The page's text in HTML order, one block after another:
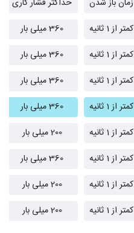
زمان باز شدن
حداکثر فشار کاری
کمتر از 1 ثانیه
360 میلی بار
کمتر از 1 ثانیه
360 میلی بار
کمتر از 1 ثانیه
360 میلی بار
کمتر از 1 ثانیه
360 میلی بار
کمتر از 1 ثانیه
200 میلی بار
کمتر از 1 ثانیه
360 میلی بار
کمتر از 1 ثانیه
200 میلی بار
کمتر از 1 ثانیه 200 میلی بار